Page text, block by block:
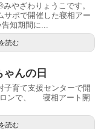
やざわりょうこです。
サポで開催した寝相アー
知期間に...
読む
んの日
育て支援センターで開
ンで、 寝相アート開
読む